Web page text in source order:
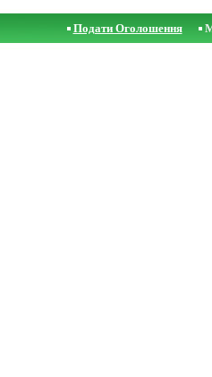
Подати Оголошення